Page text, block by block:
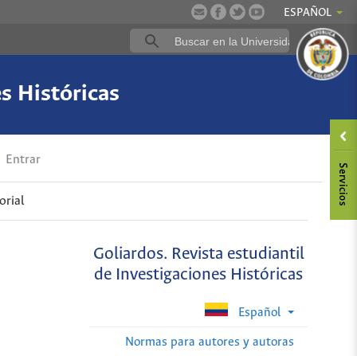
ESPAÑOL
Históricas
Entrar
Goliardos. Revista estudiantil
de Investigaciones Históricas
Español
Normas para autores y autoras